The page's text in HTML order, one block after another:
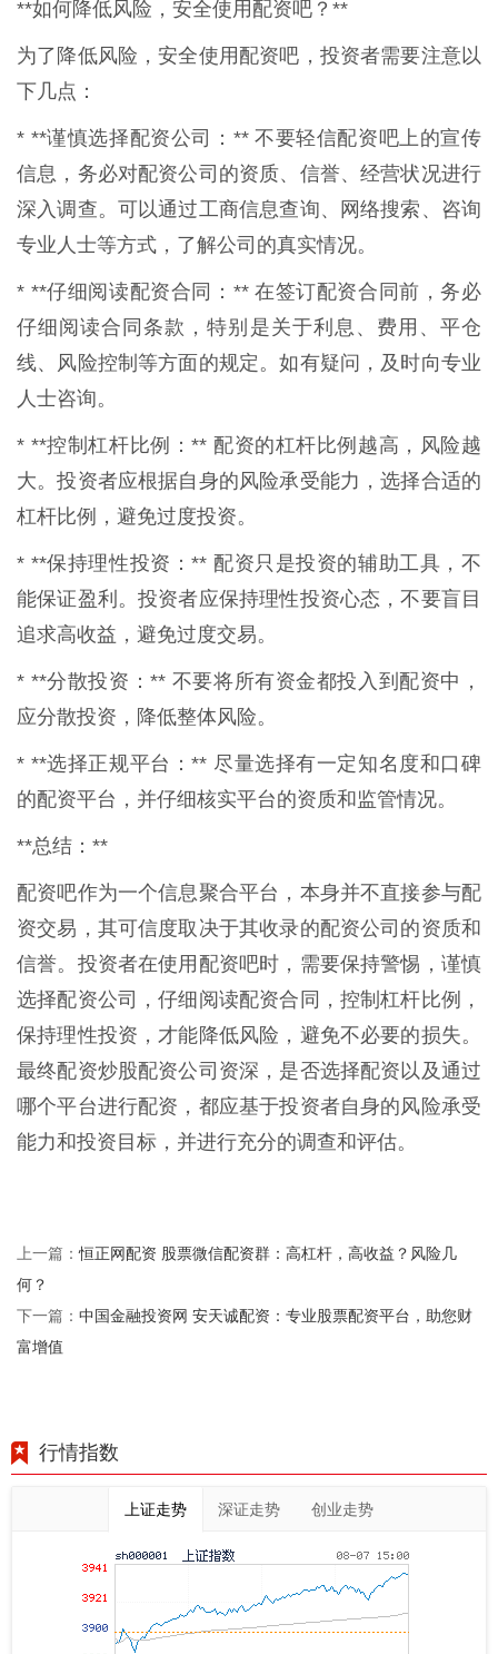
**如何降低风险，安全使用配资吧？**
为了降低风险，安全使用配资吧，投资者需要注意以
下几点：
* **谨慎选择配资公司：** 不要轻信配资吧上的宣传
信息，务必对配资公司的资质、信誉、经营状况进行
深入调查。可以通过工商信息查询、网络搜索、咨询
专业人士等方式，了解公司的真实情况。
* **仔细阅读配资合同：** 在签订配资合同前，务必
仔细阅读合同条款，特别是关于利息、费用、平仓
线、风险控制等方面的规定。如有疑问，及时向专业
人士咨询。
* **控制杠杆比例：** 配资的杠杆比例越高，风险越
大。投资者应根据自身的风险承受能力，选择合适的
杠杆比例，避免过度投资。
* **保持理性投资：** 配资只是投资的辅助工具，不
能保证盈利。投资者应保持理性投资心态，不要盲目
追求高收益，避免过度交易。
* **分散投资：** 不要将所有资金都投入到配资中，
应分散投资，降低整体风险。
* **选择正规平台：** 尽量选择有一定知名度和口碑
的配资平台，并仔细核实平台的资质和监管情况。
**总结：**
配资吧作为一个信息聚合平台，本身并不直接参与配
资交易，其可信度取决于其收录的配资公司的资质和
信誉。投资者在使用配资吧时，需要保持警惕，谨慎
选择配资公司，仔细阅读配资合同，控制杠杆比例，
保持理性投资，才能降低风险，避免不必要的损失。
最终配资炒股配资公司资深，是否选择配资以及通过
哪个平台进行配资，都应基于投资者自身的风险承受
能力和投资目标，并进行充分的调查和评估。
上一篇：恒正网配资 股票微信配资群：高杠杆，高收益？风险几
何？
下一篇： 中国金融投资网 安天诚配资：专业股票配资平台，助您财
富增值
行情指数
上证走势 深证走势 创业走势